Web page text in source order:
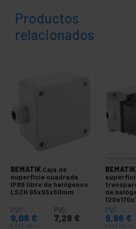
Productos
relacionados
BEMATIK Caja de
superficie cuadrada
IP66 libre de halógenos
LSZH 95x95x60mm
PVP
9,06 €
9,06 € IVA inc.
PVD
7,28 €
BEMATIK
de
PVP
9,96 €
9,96 € IVA inc.